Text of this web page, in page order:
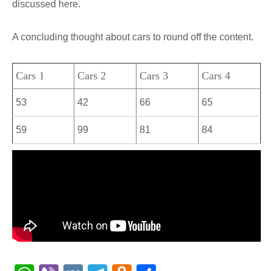
discussed here.
A concluding thought about cars to round off the content.
Cars 1 Cars 2 Cars 3 Cars 4
53 42 66 65
59 99 81 84